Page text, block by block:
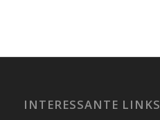
INTERESSANTE LINKS